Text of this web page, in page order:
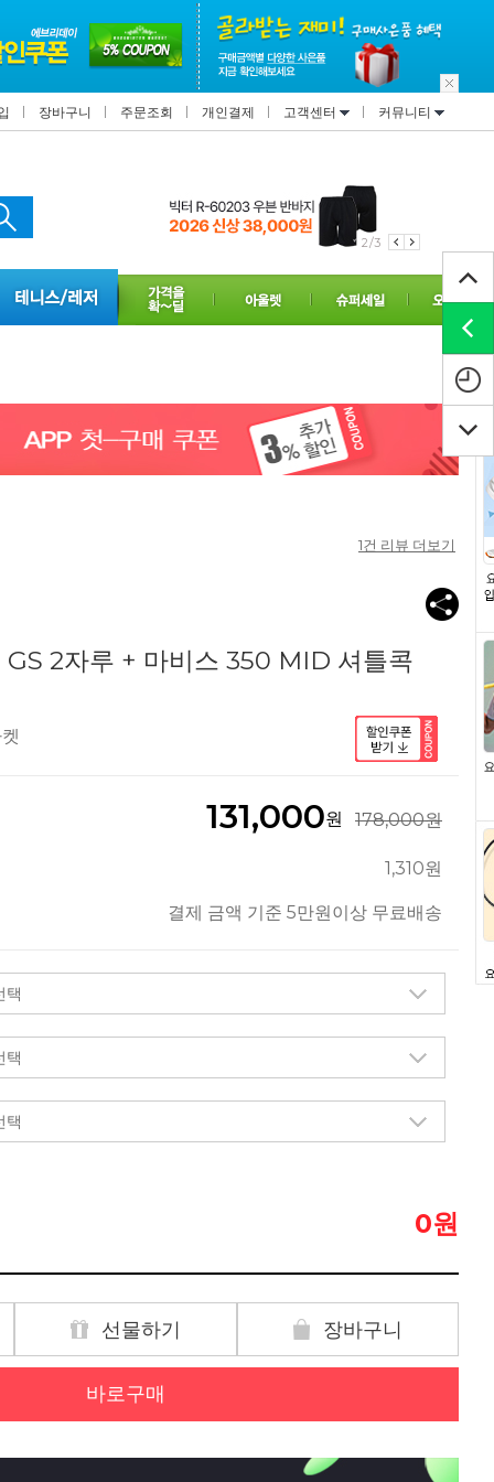
장바구니 주문조회 개인결제 고객센터 커뮤니티
2/3
1건 리뷰 더보기
2자루 + 마비스 350 MID 셔틀콕
131,000원 178,000원
1,310원
결제 금액 기준 5만원이상 무료배송
0원
선물하기 장바구니
바로구매